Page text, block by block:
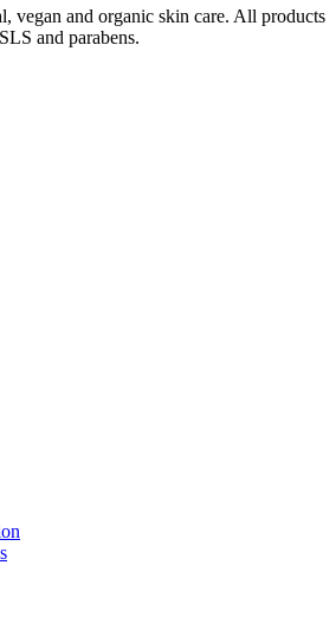
vegan and organic skin care. All products
and parabens.